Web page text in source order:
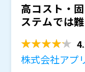
会 日時：2025
5年12月3日 (水
(木) 12:00～
(Zoom)開催（参加
す) 登壇者：フリ
マネージャー
関西外国語大学を
ち従業員として
方々にお世話にな
務部に相談をしな
いと考えfreeeに
フリー株式会社（
株式会社日本経済
高コスト・
ステムでは
株式会社アプ